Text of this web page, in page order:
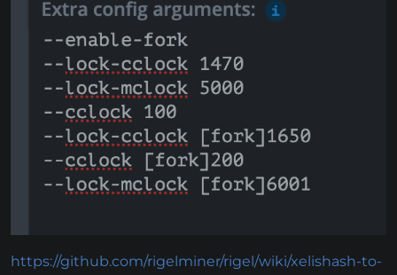
https://github.com/rigelminer/rigel/wiki/xelishash-to-